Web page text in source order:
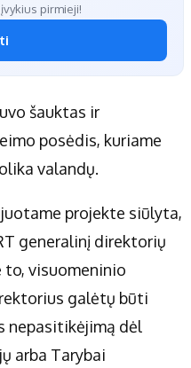
pirmieji!
šauktas ir
posėdis, kuriame
valandų.
projekte siūlyta,
generalinį direktorių
to, visuomeninio
galėtų būti
nepasitikėjimą dėl
arba Tarybai